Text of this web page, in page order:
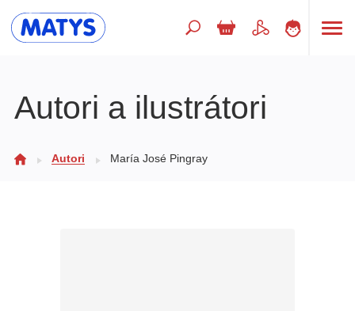
Doplnkový sortiment
Autori a ilustrátori
Autori María José Pingray